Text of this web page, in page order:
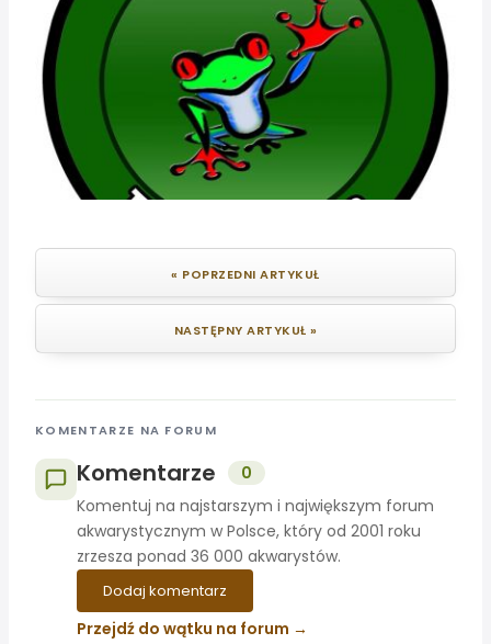
« POPRZEDNI ARTYKUŁ
NASTĘPNY ARTYKUŁ »
KOMENTARZE NA FORUM
Komentarze
0
Komentuj na najstarszym i największym forum
akwarystycznym w Polsce, który od 2001 roku
zrzesza ponad 36 000 akwarystów.
Dodaj komentarz
Przejdź do wątku na forum